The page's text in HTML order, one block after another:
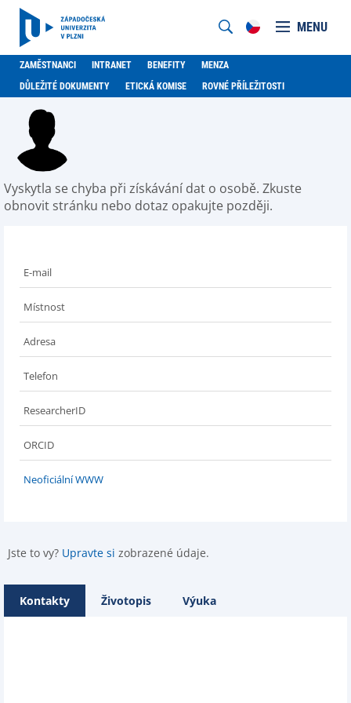
MENU
ZAMĚSTNANCI INTRANET BENEFITY
MENZA
DŮLEŽITÉ DOKUMENTY
ETICKÁ KOMISE ROVNÉ PŘÍLEŽITOSTI
Vyskytla se chyba při získávání dat o osobě. Zkuste
obnovit stránku nebo dotaz opakujte později.
E-mail
Místnost
Adresa
Telefon
ResearcherID
ORCID
Neoficiální WWW
Jste to vy? Upravte si zobrazené údaje.
Kontakty Životopis Výuka